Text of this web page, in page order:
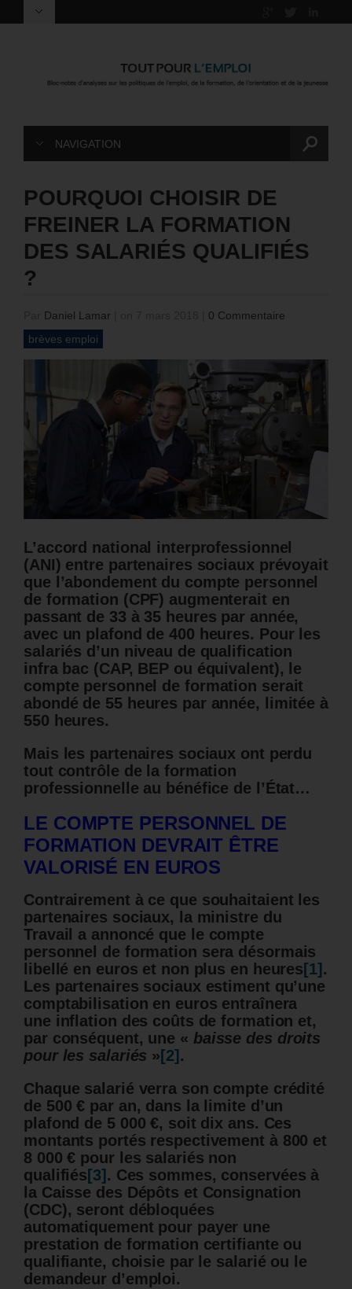
NAVIGATION
POURQUOI CHOISIR DE
FREINER LA FORMATION
DES SALARIÉS QUALIFIÉS
?
Daniel Lamar
0 Commentaire
brèves emploi
L’accord national interprofessionnel
(ANI) entre partenaires sociaux prévoyait
que l’abondement du compte personnel
de formation (CPF) augmenterait en
passant de 33 à 35 heures par année,
avec un plafond de 400 heures. Pour les
salariés d’un niveau de qualification
infra bac (CAP, BEP ou équivalent), le
compte personnel de formation serait
abondé de 55 heures par année, limitée à
550 heures.
Mais les partenaires sociaux ont perdu
tout contrôle de la formation
professionnelle au bénéfice de l’État…
LE COMPTE PERSONNEL DE
FORMATION DEVRAIT ÊTRE
VALORISÉ EN EUROS
Contrairement à ce que souhaitaient les
partenaires sociaux, la ministre du
Travail a annoncé que le compte
personnel de formation sera désormais
libellé en euros et non plus en heures [1] .
Les partenaires sociaux estiment qu’une
comptabilisation en euros entraînera
une inflation des coûts de formation et,
par conséquent, une « baisse des droits
pour les salariés » [2] .
Chaque salarié verra son compte crédité
de 500 € par an, dans la limite d’un
plafond de 5 000 €, soit dix ans. Ces
montants portés respectivement à 800 et
8 000 € pour les salariés non
qualifiés [3] . Ces sommes, conservées à
la Caisse des Dépôts et Consignation
(CDC), seront débloquées
automatiquement pour payer une
prestation de formation certifiante ou
qualifiante, choisie par le salarié ou le
demandeur d’emploi.